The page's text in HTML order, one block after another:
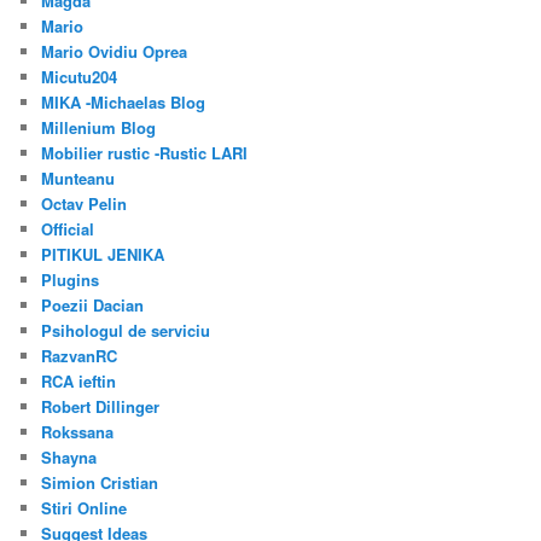
Mario
Mario Ovidiu Oprea
Micutu204
MIKA -Michaelas Blog
Millenium Blog
Mobilier rustic -Rustic LARI
Munteanu
Octav Pelin
Official
PITIKUL JENIKA
Plugins
Poezii Dacian
Psihologul de serviciu
RazvanRC
RCA ieftin
Robert Dillinger
Rokssana
Shayna
Simion Cristian
Stiri Online
Suggest Ideas